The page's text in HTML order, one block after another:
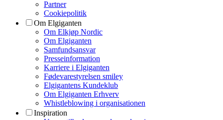
Partner
Cookiepolitik
Om Elgiganten
Om Elkjøp Nordic
Om Elgiganten
Samfundsansvar
Presseinformation
Karriere i Elgiganten
Fødevarestyrelsen smiley
Elgigantens Kundeklub
Om Elgiganten Erhverv
Whistleblowing i organisationen
Inspiration